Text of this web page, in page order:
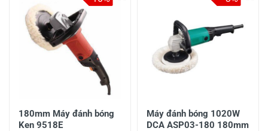
180mm Máy đánh bóng
Ken 9518E
Máy đánh bóng 1020W
DCA ASP03-180 180mm